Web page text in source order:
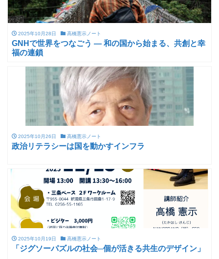
2025年10月28日 高橋憲示ノート
GNHで世界をつなごう — 和の国から始まる、共創と幸
福の連鎖
2025年10月26日 高橋憲示ノート
政治リテラシーは国を動かすインフラ
2025年10月19日 高橋憲示ノート
「ジグソーパズルの社会─個が活きる共生のデザイン」